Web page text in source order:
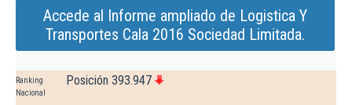
Accede al Informe ampliado de Logistica Y
Transportes Cala 2016 Sociedad Limitada.
Ranking
Nacional
Posición 393.947